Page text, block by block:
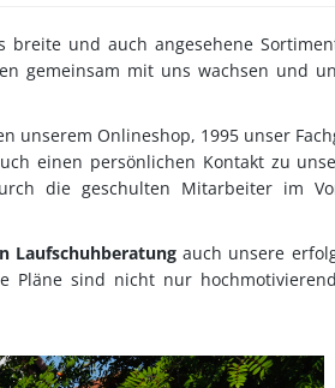
und auch angesehene
gemeinsam mit uns wachsen und
Onlineshop, 1995 unser
einen persönlichen Kontakt zu
die geschulten Mitarbeiter im
Laufschuhberatung auch unsere
Pläne sind nicht nur